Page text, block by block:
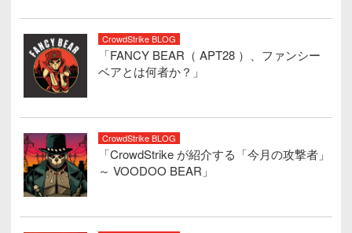
CrowdStrike BLOG
「FANCY BEAR（ APT28 ）、ファンシー
ベアとは何者か？」
CrowdStrike BLOG
「CrowdStrike が紹介する「今月の攻撃者」
～ VOODOO BEAR」